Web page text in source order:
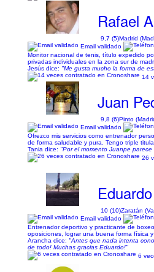
Rafael
9,7 (5)Madrid
Email validado
Monitor nacional de tenis, título expedido
privadas individuales en la zona sur de
Jesús dice: "Me gusta mucho la forma de
14
Juan
9,8 (6)Pinto
Email validado
Ofrezco mis servicios como entrenador
de forma saludable y pura. Tengo triple
Tania dice: "Por el momento Juanpe
26
10 (10)Zaratán
Email validado
Entrenador deportivo y practicante de
oposiciones, lograr una buena forma física
Arancha dice: "Antes que nada intenta
de todo! Muchas gracias Eduardo!"
6